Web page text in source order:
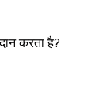
करता है?